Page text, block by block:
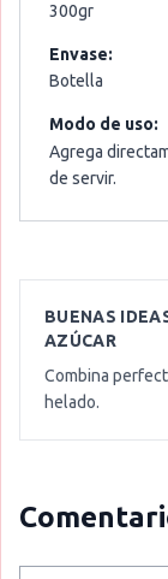
300gr
Envase:
Botella
Modo de uso:
Agrega
de servir.
BUENAS
AZÚCAR
Combina
helado.